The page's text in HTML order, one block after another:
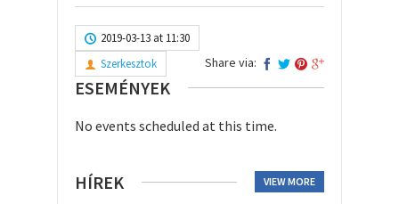
2019-03-13 at 11:30
Szerkesztok
Share via:
ESEMÉNYEK
No events scheduled at this time.
HÍREK VIEW MORE